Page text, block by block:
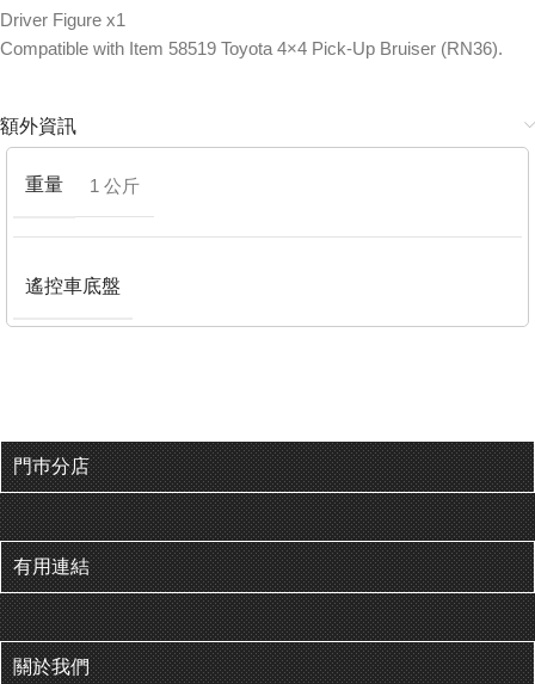
Driver Figure x1
Compatible with Item 58519 Toyota 4×4 Pick-Up Bruiser (RN36).
額外資訊
重量 1 公斤
遙控車底盤
門巿分店
有用連結
關於我們